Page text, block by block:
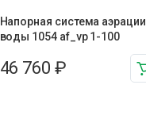
Напорная система аэрации
воды 1054 af_vp 1-100
46 760₽